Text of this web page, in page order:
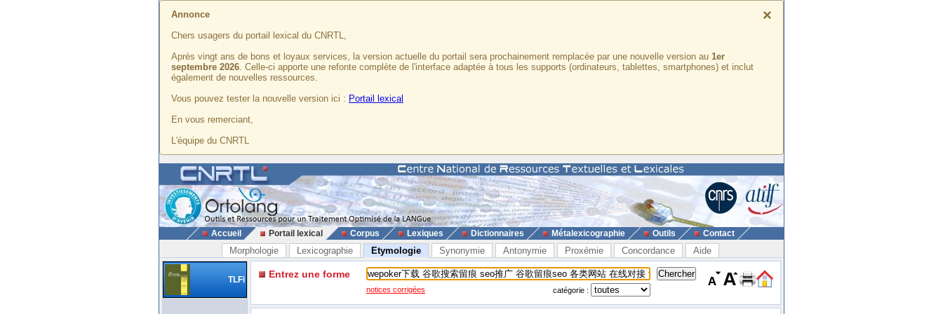
×
Annonce
Chers usagers du portail lexical du CNRTL,
Après vingt ans de bons et loyaux services, la version actuelle du portail sera prochainement remplacée par une nouvelle version au 1er
septembre 2026. Celle-ci apporte une refonte complète de l'interface adaptée à tous les supports (ordinateurs, tablettes, smartphones) et inclut
également de nouvelles ressources.
Vous pouvez tester la nouvelle version ici : Portail lexical
En vous remerciant,
L'équipe du CNRTL
Accueil Portail lexical Corpus Lexiques Dictionnaires Métalexicographie Outils Contact
Morphologie Lexicographie Etymologie Synonymie Antonymie Proxémie Concordance Aide
TLFi Entrez une forme
notices corrigées catégorie :